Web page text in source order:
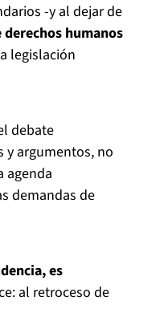
-y al dejar de
humanos
legislación
debate
y argumentos, no
agenda
demandas de
es
al retroceso de